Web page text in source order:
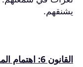
يشنقهم.
القانون 6: اهتمام المحكمة بأي ثمن